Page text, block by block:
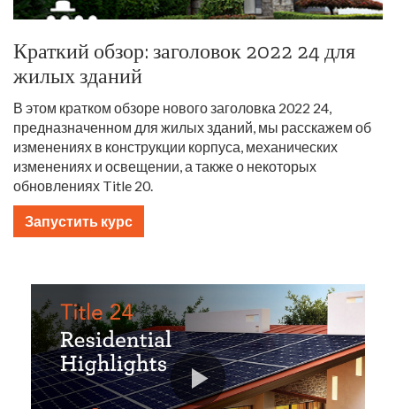
Краткий обзор: заголовок 2022 24 для
жилых зданий
В этом кратком обзоре нового заголовка 2022 24,
предназначенном для жилых зданий, мы расскажем об
изменениях в конструкции корпуса, механических
изменениях и освещении, а также о некоторых
обновлениях Title 20.
Запустить курс